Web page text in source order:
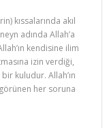
kıssalarında akıl
adında Allah’a
kendisine ilim
izin verdiği,
kuludur. Allah’ın
her soruna